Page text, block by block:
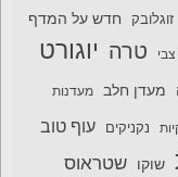
זוגלובק חדש על המדף
טרה יוגורט
מעדן חלב מעדנות
נקניקים עוף טוב
שוקו שטראוס